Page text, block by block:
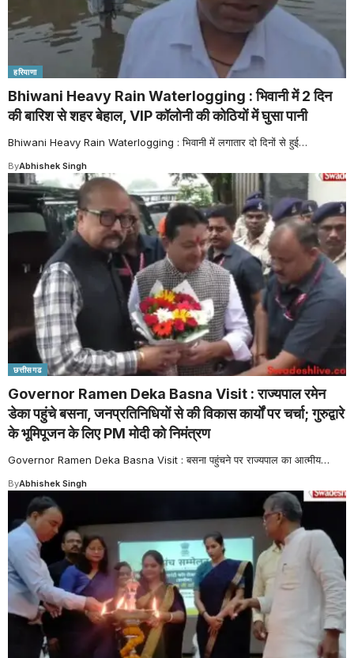
हरियाणा
Bhiwani Heavy Rain Waterlogging : भिवानी में 2 दिन
की बारिश से शहर बेहाल, VIP कॉलोनी की कोठियों में घुसा पानी
Bhiwani Heavy Rain Waterlogging : भिवानी में लगातार दो दिनों से हुई…
ByAbhishek Singh
छत्तीसगढ
Governor Ramen Deka Basna Visit : राज्यपाल रमेन
डेका पहुंचे बसना, जनप्रतिनिधियों से की विकास कार्यों पर चर्चा; गुरुद्वारे
के भूमिपूजन के लिए PM मोदी को निमंत्रण
Governor Ramen Deka Basna Visit : बसना पहुंचने पर राज्यपाल का आत्मीय…
ByAbhishek Singh